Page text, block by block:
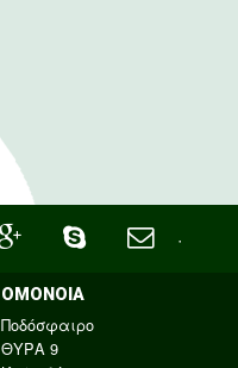
·
ΟΜΟΝΟΙΑ
Ποδόσφαιρο
ΘΥΡΑ 9